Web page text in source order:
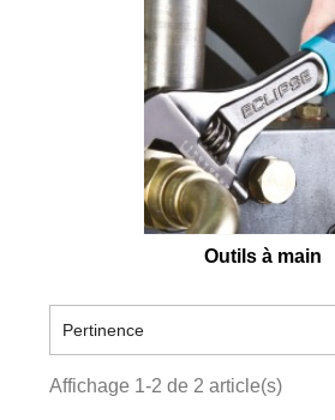
Outils à main
Pertinence
Affichage 1-2 de 2 article(s)